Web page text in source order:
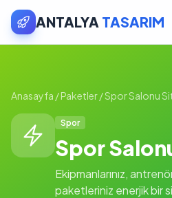
ANTALYA TASARIM
Anasayfa /Paketler/Spor Salonu
Spor
Spor
Ekipmanlarınız,
paketleriniz enerjik bir